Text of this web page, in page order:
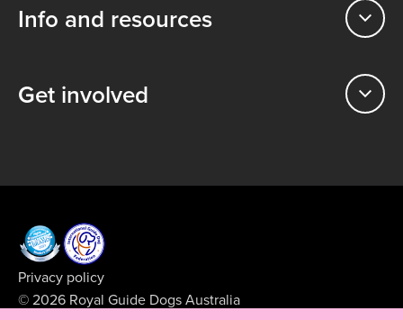
Info and resources
Get involved
Privacy policy
© 2026 Royal Guide Dogs Australia